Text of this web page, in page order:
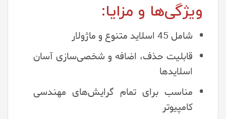
ویژگی‌ها و مزایا:
شامل 45 اسلاید متنوع و ماژولار
قابلیت حذف، اضافه و شخصی‌سازی آسان
اسلایدها
مناسب برای تمام گرایش‌های مهندسی
کامپیوتر